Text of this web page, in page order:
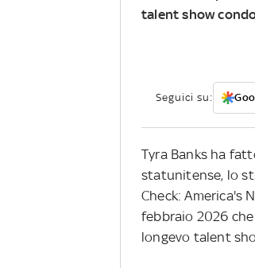
talent show
Seguici su:
Tyra Banks ha
statunitense, lo
Check: America's
febbraio 2026
longevo talent